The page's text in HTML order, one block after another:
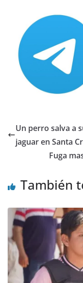
Un perro salva a
jaguar en Santa
Fuga
También